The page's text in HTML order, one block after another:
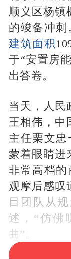
顺义区杨镇
的竣备冲刺
建筑面积
于“安置房
出答卷。
当天，人民
王相伟，中
主任栗文忠
蒙着眼睛进
非常高档的
观摩后感叹
目团队从
述，“仿佛
曲”。